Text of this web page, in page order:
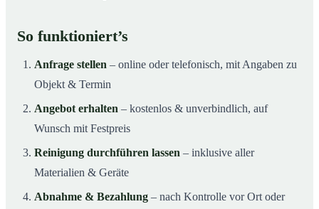
So funktioniert’s
Anfrage stellen – online oder telefonisch, mit Angaben zu
Objekt & Termin
Angebot erhalten – kostenlos & unverbindlich, auf
Wunsch mit Festpreis
Reinigung durchführen lassen – inklusive aller
Materialien & Geräte
Abnahme & Bezahlung – nach Kontrolle vor Ort oder